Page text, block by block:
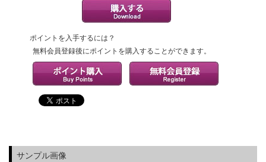
ポイントを入手するには？
無料会員登録後にポイントを購入することができます。
サンプル画像